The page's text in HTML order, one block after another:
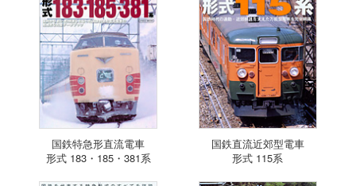
国鉄特急形直流電車
形式 183・185・381系
国鉄直流近郊型電車
形式 115系